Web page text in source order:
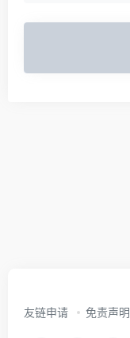
友链申请 免责声明